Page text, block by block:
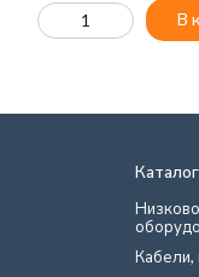
В
Кабели,